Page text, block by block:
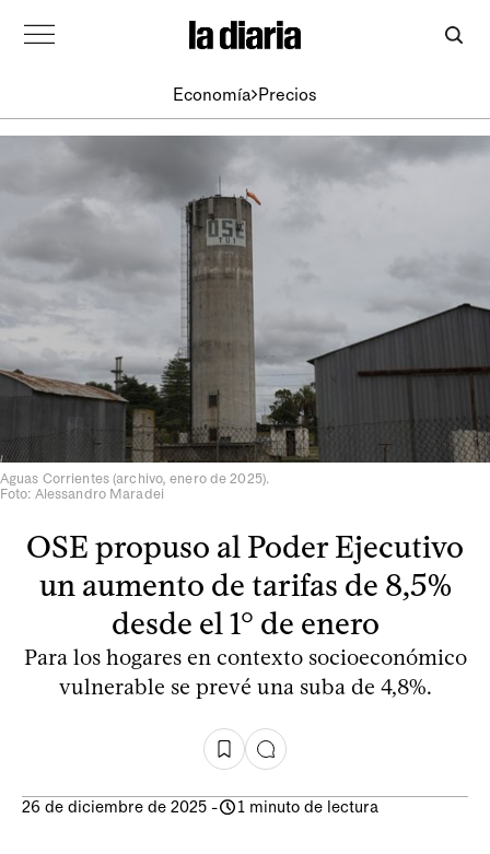
Economía Precios
Aguas Corrientes (archivo, enero de 2025).
Foto: Alessandro Maradei
OSE propuso al Poder Ejecutivo
un aumento de tarifas de 8,5%
desde el 1° de enero
Para los hogares en contexto socioeconómico
vulnerable se prevé una suba de 4,8%.
26 de diciembre de 2025 - 1 minuto de lectura